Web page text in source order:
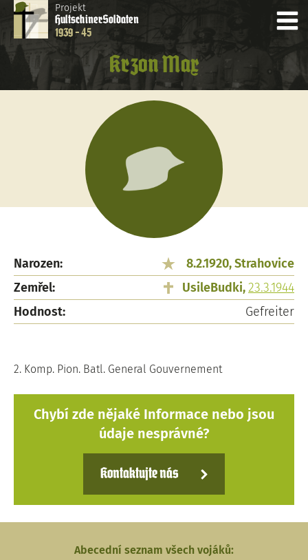
Projekt
HultschinerSoldaten
1939 - 45
Krzon Max
Narozen:
8.2.1920, Strahovice
Zemřel:
UsileBudki,23.3.1944
Hodnost:
Gefreiter
2. Komp. Pion. Batl. General Gouvernement
Chybí zde nějaké Informace nebo jsou
údaje nesprávné?
Kontaktujte nás
Abecední seznam všech vojáků: